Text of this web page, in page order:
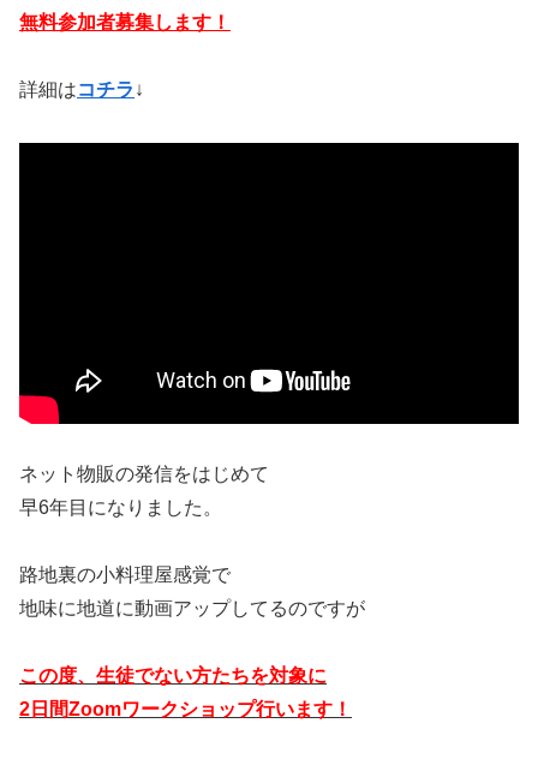
無料参加者募集します！
詳細はコチラ ↓
ネット物販の発信をはじめて
早6年目になりました。
路地裏の小料理屋感覚で
地味に地道に動画アップしてるのですが
この度、生徒でない方たちを対象に
2日間Zoomワークショップ行います！